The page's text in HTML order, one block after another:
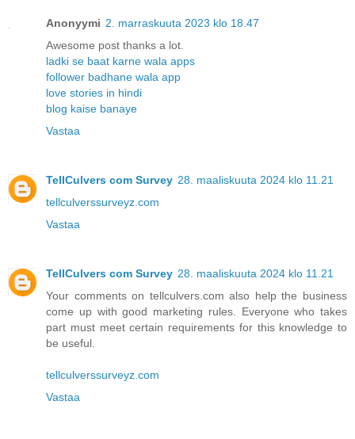
Anonyymi 2. marraskuuta 2023 klo 18.47
Awesome post thanks a lot.
ladki se baat karne wala apps
follower badhane wala app
love stories in hindi
blog kaise banaye
Vastaa
TellCulvers com Survey 28. maaliskuuta 2024 klo 11.21
tellculverssurveyz.com
Vastaa
TellCulvers com Survey 28. maaliskuuta 2024 klo 11.21
Your comments on tellculvers.com also help the business
come up with good marketing rules. Everyone who takes
part must meet certain requirements for this knowledge to
be useful.
tellculverssurveyz.com
Vastaa